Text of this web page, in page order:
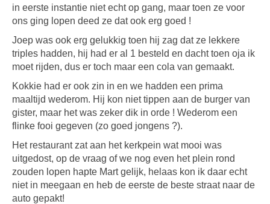
in eerste instantie niet echt op gang, maar toen ze voor
ons ging lopen deed ze dat ook erg goed !
Joep was ook erg gelukkig toen hij zag dat ze lekkere
triples hadden, hij had er al 1 besteld en dacht toen oja ik
moet rijden, dus er toch maar een cola van gemaakt.
Kokkie had er ook zin in en we hadden een prima
maaltijd wederom. Hij kon niet tippen aan de burger van
gister, maar het was zeker dik in orde ! Wederom een
flinke fooi gegeven (zo goed jongens ?).
Het restaurant zat aan het kerkpein wat mooi was
uitgedost, op de vraag of we nog even het plein rond
zouden lopen hapte Mart gelijk, helaas kon ik daar echt
niet in meegaan en heb de eerste de beste straat naar de
auto gepakt!